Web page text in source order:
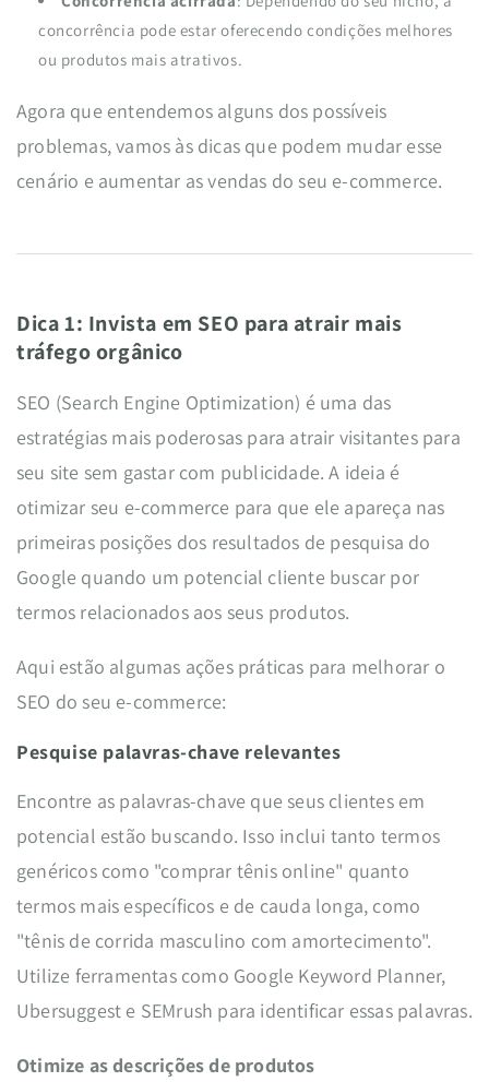
concorrência pode estar oferecendo condições melhores
ou produtos mais atrativos.
Agora que entendemos alguns dos possíveis
problemas, vamos às dicas que podem mudar esse
cenário e aumentar as vendas do seu e-commerce.
Dica 1: Invista em SEO para atrair mais
tráfego orgânico
SEO (Search Engine Optimization) é uma das
estratégias mais poderosas para atrair visitantes para
seu site sem gastar com publicidade. A ideia é
otimizar seu e-commerce para que ele apareça nas
primeiras posições dos resultados de pesquisa do
Google quando um potencial cliente buscar por
termos relacionados aos seus produtos.
Aqui estão algumas ações práticas para melhorar o
SEO do seu e-commerce:
Pesquise palavras-chave relevantes
Encontre as palavras-chave que seus clientes em
potencial estão buscando. Isso inclui tanto termos
genéricos como "comprar tênis online" quanto
termos mais específicos e de cauda longa, como
"tênis de corrida masculino com amortecimento".
Utilize ferramentas como Google Keyword Planner,
Ubersuggest e SEMrush para identificar essas palavras.
Otimize as descrições de produtos